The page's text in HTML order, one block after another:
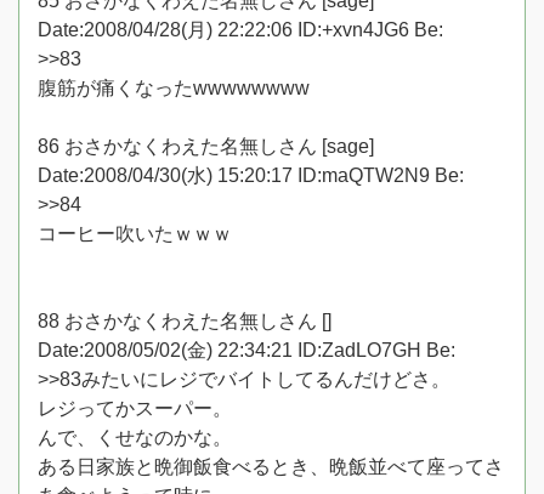
Date:2008/04/28(月) 22:22:06 ID:+xvn4JG6 Be:
>>83
腹筋が痛くなったwwwwwwww
86 おさかなくわえた名無しさん [sage]
Date:2008/04/30(水) 15:20:17 ID:maQTW2N9 Be:
>>84
コーヒー吹いたｗｗｗ
88 おさかなくわえた名無しさん []
Date:2008/05/02(金) 22:34:21 ID:ZadLO7GH Be:
>>83みたいにレジでバイトしてるんだけどさ。
レジってかスーパー。
んで、くせなのかな。
ある日家族と晩御飯食べるとき、晩飯並べて座ってさ